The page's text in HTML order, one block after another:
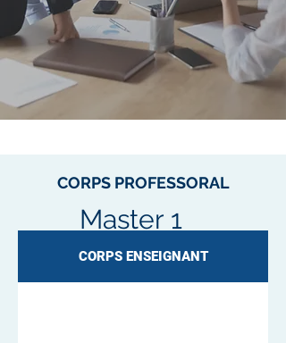
CORPS PROFESSORAL
Master 1
CORPS ENSEIGNANT